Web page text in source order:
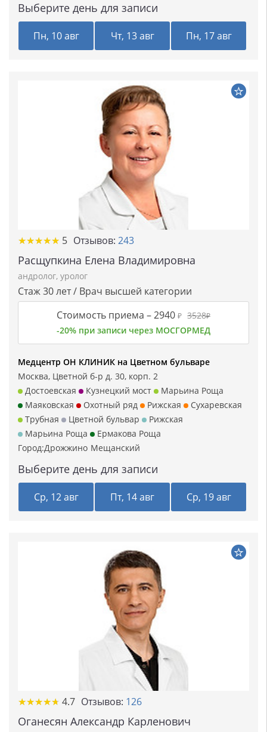
Выберите день для записи
Пн, 10 авг Чт, 13 авг Пн, 17 авг
★★★★★
★★★★★ 5 Отзывов: 243
Расщупкина Елена Владимировна
андролог, уролог
Стаж 30 лет / Врач высшей категории
Стоимость приема –2940 ₽ 3528₽
-20% при записи через МОСГОРМЕД
Медцентр ОН КЛИНИК на Цветном бульваре
Москва, Цветной б-р д. 30, корп. 2
Достоевская
Кузнецкий мост
Марьина Роща
Маяковская
Охотный ряд Рижская
Сухаревская
Трубная
Цветной бульвар
Рижская
Марьина Роща
Ермакова Роща
Город:Дрожжино Мещанский
Выберите день для записи
Ср, 12 авг Пт, 14 авг Ср, 19 авг
★★★★★
★★★★★ 4.7 Отзывов: 126
Оганесян Александр Карленович